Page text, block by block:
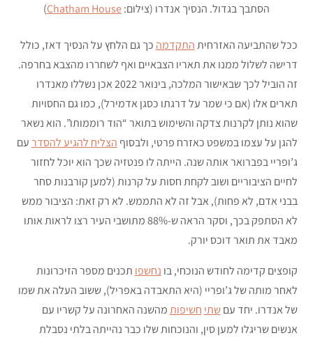
הסתבך בגדול. הנסיך אנדרו (צילום:Chatham House
)
ככל שהתביעה האזרחיתהתקדמה כך גם הלחץ על הנסיך דאז, כולל
דרישה לשלול ממנו את תאריו הצבאיים ואף לשחררו מהצבא בחרפה.
זה הוביל לכך שבאישור המלכה, בינואר 2022 אכן נשללו מאנדרו
תארים אלו (אם כי שמר על דרגתו כסגן אדמירל), כמו גם החסויות
שהוא נותן לקרנות צדקה והשימוש בתואר “הוד רוממותו”. הוא נשאר
להגן על עצמו במשפט כאזרח פרטי, ולבסוף הצליח להגיע להסדרעם
ג’ופריי בפברואר אותה שנה. הייתה לו פנטזיה שכך הוא יוכל לחזור
לחיים הציבוריים ושוב לקחת חסות על קרנות (למען קורבנות סחר
בבני אדם, לא פחות), אבל זה לא התממש. לא רק זאת: הציבור ממש
לא הסתפק בכך, וסקר הראה ש-88% מתושבי העיר רצו לראות אותו
מאבד את תואר דוכס יורק.
קופצים קדימה לחודש הנוכחי, בו נחשפו תכנים מספר הזיכרונות
לאחר מותה של ג’ופריי (היא התאבדה באפריל), ששוב העלה את שמו
של אנדרו. יחד עםשתי חשיפותמהשנה האחרונה על קשריו עם
אנשים שריגלו למען סין, והנוכחות שלו כבר נהייתה בלתי נסבלת